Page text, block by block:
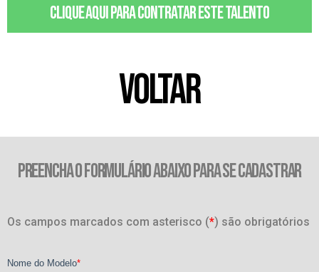
Clique aqui para contratar este talento
VOLTAR
PREENCHA O FORMULÁRIO ABAIXO PARA SE CADASTRAR
Os campos marcados com asterisco (*) são obrigatórios